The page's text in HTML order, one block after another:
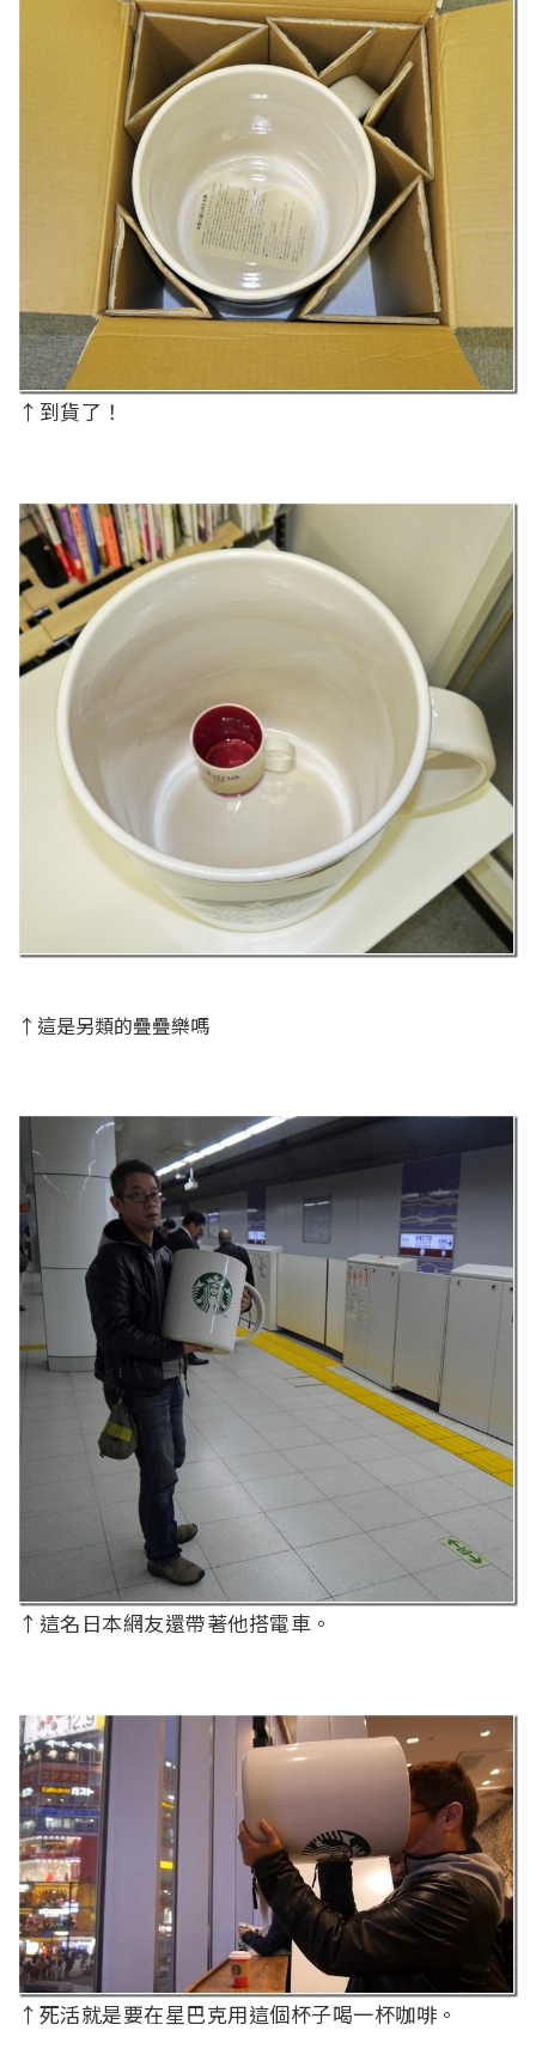
↑到貨了！
↑這是另類的疊疊樂嗎
↑這名日本網友還帶著他搭電車。
↑死活就是要在星巴克用這個杯子喝一杯咖啡。